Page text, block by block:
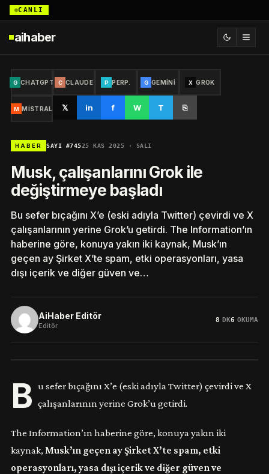
CANLI
aihaber
G CHATGPT C CLAUDE P PERP. G GEMINI X GROK
M MISTRAL 𝕏 in f W T ⎘
HABER SAYI #74525 KAS 2025 · SALI
Musk, çalışanlarını Grok ile
değiştirmeye başladı
Bu sefer bıçağını X’e (eski adıyla Twitter) çevirdi ve X
çalışanlarının yerine Grok’u getirdi. The Information’ın
haberine göre, konuya yakın iki kaynak, Musk’ın
geçen ay Şirket X’te spam, etki operasyonları, yasa
dışı içerik ve diğer güven ve…
AiHaber Editör
Editör
8 DK6 OKUMA
B u sefer bıçağını X’e (eski adıyla Twitter) çevirdi ve X
çalışanlarının yerine Grok’u getirdi.
The Information’ın haberine göre, konuya yakın iki
kaynak, Musk’ın geçen ay Şirket X’te spam, etki
operasyonları, yasa dışı içerik ve diğer güven ve